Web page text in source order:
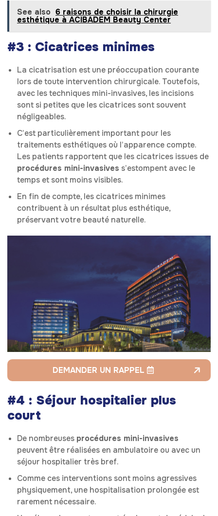
See also 6 raisons de choisir la chirurgie
esthétique à ACIBADEM Beauty Center
#3 : Cicatrices minimes
La cicatrisation est une préoccupation courante
lors de toute intervention chirurgicale. Toutefois,
avec les techniques mini-invasives, les incisions
sont si petites que les cicatrices sont souvent
négligeables.
C’est particulièrement important pour les
traitements esthétiques où l’apparence compte.
Les patients rapportent que les cicatrices issues de
procédures mini-invasives s’estompent avec le
temps et sont moins visibles.
En fin de compte, les cicatrices minimes
contribuent à un résultat plus esthétique,
préservant votre beauté naturelle.
DEMANDER UN RAPPEL
#4 : Séjour hospitalier plus
court
De nombreuses procédures mini-invasives
peuvent être réalisées en ambulatoire ou avec un
séjour hospitalier très bref.
Comme ces interventions sont moins agressives
physiquement, une hospitalisation prolongée est
rarement nécessaire.